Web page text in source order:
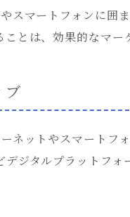
スマートフォンに囲
とは、効果的なマー
ブ
ネットやスマートフ
デジタルプラットフ